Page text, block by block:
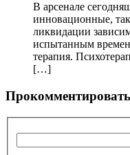
В арсенале
инновационные,
ликвидации
испытанным
терапия.
[…]
Прокомментировать